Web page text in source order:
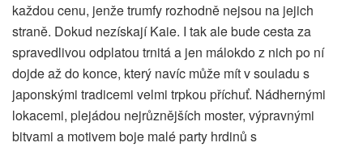
každou cenu, jenže trumfy rozhodně nejsou na jejich
straně. Dokud nezískají Kaie. I tak ale bude cesta za
spravedlivou odplatou trnitá a jen málokdo z nich po ní
dojde až do konce, který navíc může mít v souladu s
japonskými tradicemi velmi trpkou příchuť. Nádhernými
lokacemi, plejádou nejrůznějších moster, výpravnými
bitvami a motivem boje malé party hrdinů s